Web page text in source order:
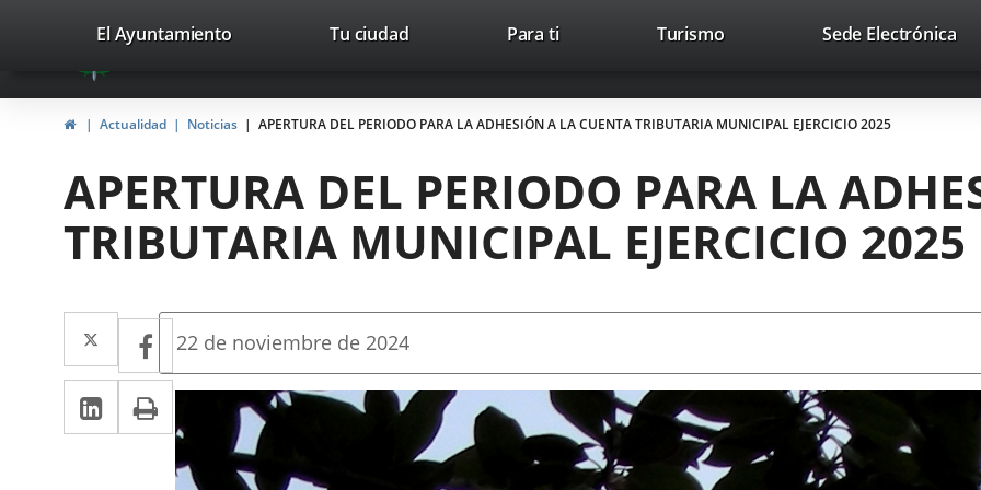
Portal
Web
del
Valladolid
avaTop Trabaja con nosotros Contacto
valladolid.es
El Ayuntamiento Tu ciudad Para ti TurismoEste
abrirá
en
ventana
nueva.
Sede Electrónica
InicioActualidad Noticias APERTURA DEL PERIODO PARA LA ADHESIÓN A LA CUENTA TRIBUTARIA MUNICIPAL EJERCICIO 2025
APERTURA DEL PERIODO PARA LA
TRIBUTARIA MUNICIPAL EJERCICIO 2025
Twitter
Enlace
a
una
aplicación
externa.
Facebook
Enlace
a
una
aplicación
LinkedIn
Enlace
a
Imprimir
Fecha
la
noticia
22 de noviembre de 2024